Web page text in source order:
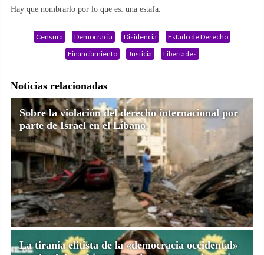
Hay que nombrarlo por lo que es: una estafa.
Censura Democracia Disidencia
Estado de Derecho
Financiamiento
Justicia Libertades
Noticias relacionadas
Sobre la violación del derecho internacional por
parte de Israel en el Líbano
La tiranía elitista de la «democracia occidental»